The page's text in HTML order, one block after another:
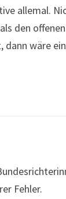
allemal.
den
dann wäre
Fehler.